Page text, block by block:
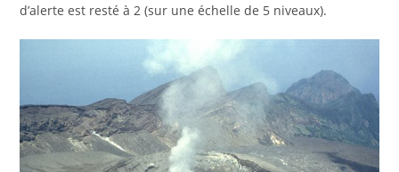
d’alerte est resté à 2 (sur une échelle de 5 niveaux).